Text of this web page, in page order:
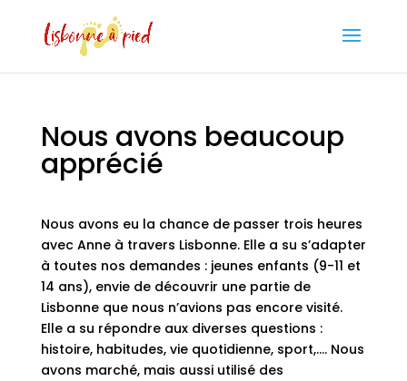
Nous avons beaucoup
apprécié
Nous avons eu la chance de passer trois heures
avec Anne à travers Lisbonne. Elle a su s’adapter
à toutes nos demandes : jeunes enfants (9-11 et
14 ans), envie de découvrir une partie de
Lisbonne que nous n’avions pas encore visité.
Elle a su répondre aux diverses questions :
histoire, habitudes, vie quotidienne, sport,…. Nous
avons marché, mais aussi utilisé des